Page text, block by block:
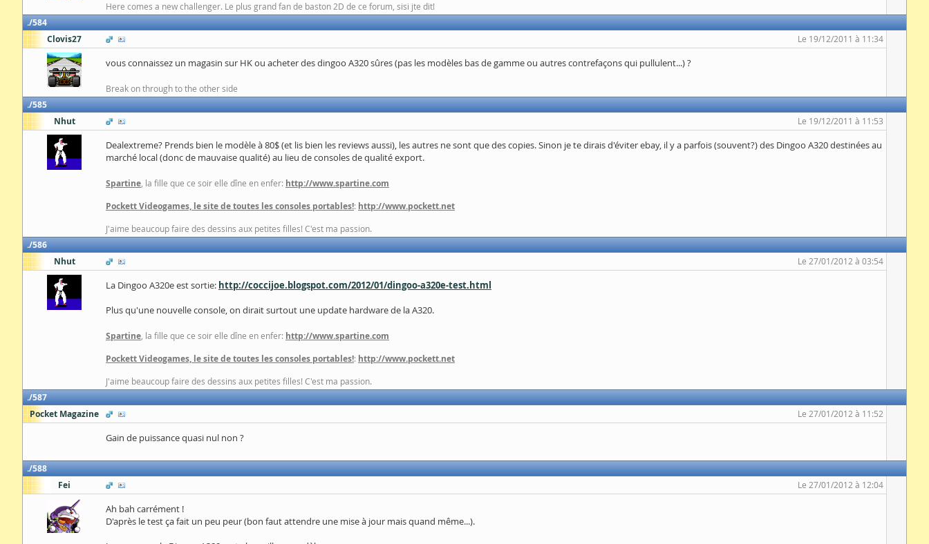
Here comes a new challenger. Le plus grand fan de baston 2D de ce forum, sisi jte dit!
584
Clovis27
Le 19/12/2011 à 11:34
vous connaissez un magasin sur HK ou acheter des dingoo A320 sûres (pas les modèles bas de gamme ou autres contrefaçons qui pullulent...) ?
Break on through to the other side
585
Nhut
Le 19/12/2011 à 11:53
Dealextreme? Prends bien le modèle à 80$ (et lis bien les reviews aussi), les autres ne sont que des copies. Sinon je te dirais d'éviter ebay, il y a parfois (souvent?) des Dingoo A320 destinées au
marché local (donc de mauvaise qualité) au lieu de consoles de qualité export.
Spartine, la fille que ce soir elle dîne en enfer: http://www.spartine.com
Pockett Videogames, le site de toutes les consoles portables!: http://www.pockett.net
J'aime beaucoup faire des dessins aux petites filles! C'est ma passion.
586
Nhut
Le 27/01/2012 à 03:54
La Dingoo A320e est sortie: http://coccijoe.blogspot.com/2012/01/dingoo-a320e-test.html
Plus qu'une nouvelle console, on dirait surtout une update hardware de la A320.
Spartine, la fille que ce soir elle dîne en enfer: http://www.spartine.com
Pockett Videogames, le site de toutes les consoles portables!: http://www.pockett.net
J'aime beaucoup faire des dessins aux petites filles! C'est ma passion.
587
Pocket Magazine
Le 27/01/2012 à 11:52
Gain de puissance quasi nul non ?
588
Fei
Le 27/01/2012 à 12:04
Ah bah carrément !
D'après le test ça fait un peu peur (bon faut attendre une mise à jour mais quand même...).